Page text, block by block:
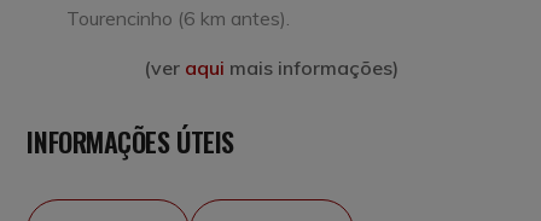
Tourencinho (6 km antes).
(ver aqui mais informações)
INFORMAÇÕES ÚTEIS